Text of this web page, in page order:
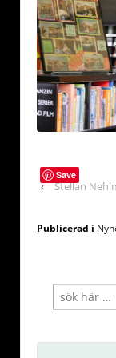
Save
‹ Stellan
Publicerad i